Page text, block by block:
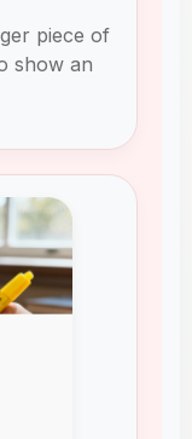
piece of
show an